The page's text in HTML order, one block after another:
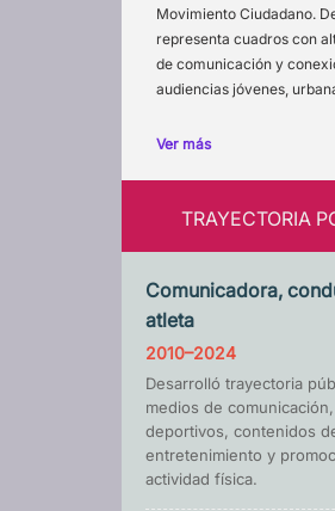
Movimiento Ciudadano.
representa cuadros con
de comunicación y
audiencias jóvenes,
Ver más
TRAYECTORIA
Comunicadora,
atleta
2010–2024
Desarrolló trayectoria
medios de
deportivos, contenidos
entretenimiento y
actividad física.